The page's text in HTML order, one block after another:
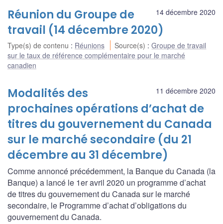
14 décembre 2020
Réunion du Groupe de
travail (14 décembre 2020)
Type(s) de contenu : Réunions Source(s) :Groupe de travail
sur le taux de référence complémentaire pour le marché
canadien
11 décembre 2020
Modalités des
prochaines opérations d’achat de
titres du gouvernement du Canada
sur le marché secondaire (du 21
décembre au 31 décembre)
Comme annoncé précédemment, la Banque du Canada (la
Banque) a lancé le 1er avril 2020 un programme d’achat
de titres du gouvernement du Canada sur le marché
secondaire, le Programme d’achat d’obligations du
gouvernement du Canada.